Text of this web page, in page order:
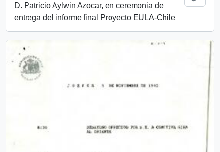
D. Patricio Aylwin Azocar, en ceremonia de
entrega del informe final Proyecto EULA-Chile